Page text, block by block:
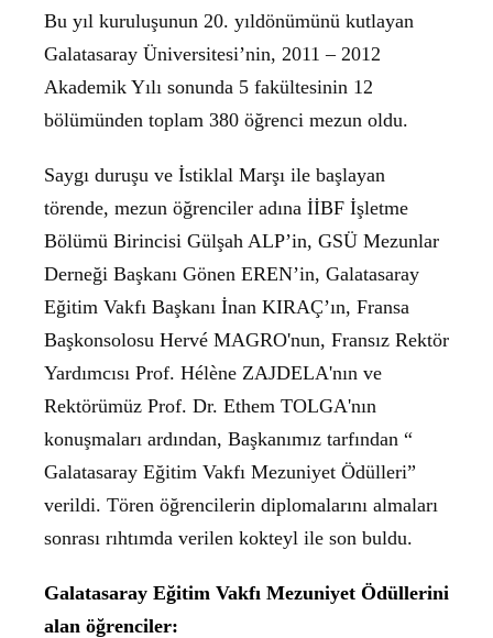
Bu yıl kuruluşunun 20. yıldönümünü kutlayan
Galatasaray Üniversitesi’nin, 2011 – 2012
Akademik Yılı sonunda 5 fakültesinin 12
bölümünden toplam 380 öğrenci mezun oldu.
Saygı duruşu ve İstiklal Marşı ile başlayan
törende, mezun öğrenciler adına İİBF İşletme
Bölümü Birincisi Gülşah ALP’in, GSÜ Mezunlar
Derneği Başkanı Gönen EREN’in, Galatasaray
Eğitim Vakfı Başkanı İnan KIRAÇ’ın, Fransa
Başkonsolosu Hervé MAGRO'nun, Fransız Rektör
Yardımcısı Prof. Hélène ZAJDELA'nın ve
Rektörümüz Prof. Dr. Ethem TOLGA'nın
konuşmaları ardından, Başkanımız tarfından “
Galatasaray Eğitim Vakfı Mezuniyet Ödülleri”
verildi. Tören öğrencilerin diplomalarını almaları
sonrası rıhtımda verilen kokteyl ile son buldu.
Galatasaray Eğitim Vakfı Mezuniyet Ödüllerini
alan öğrenciler: